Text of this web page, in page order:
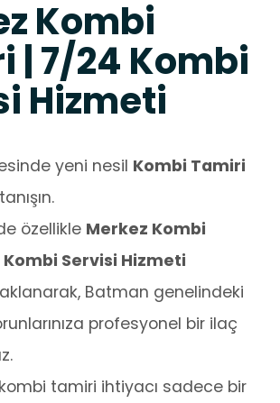
Kombi
| 7/24 Kombi
Hizmeti
yeni nesil Kombi Tamiri
özellikle Merkez Kombi
Servisi Hizmeti
Batman genelindeki
profesyonel bir ilaç
tamiri ihtiyacı sadece bir